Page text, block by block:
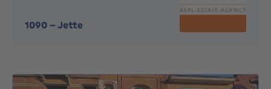
1090 -Jette